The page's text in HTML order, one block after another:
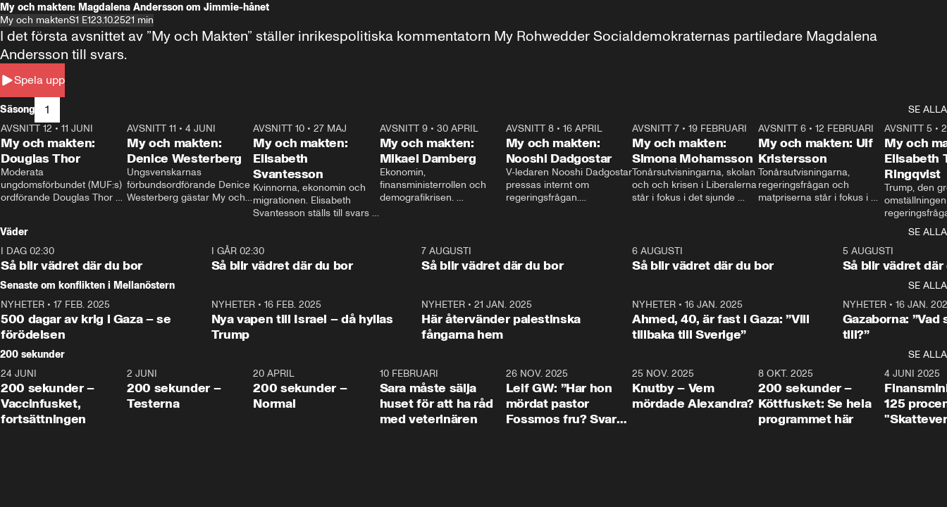
My och makten: Magdalena Andersson om Jimmie-hånet
My och maktenS1 E123.10.2521 min
Spela upp
I det första avsnittet av ”My och Makten” ställer inrikespolitiska kommentatorn My Rohwedder Socialdemokraternas partiledare Magdalena
Andersson till svars.
Säsong 1
SE ALLA
26:27
AVSNITT 12 • 11 JUNI
My och makten:
Douglas Thor
Moderata
ungdomsförbundet (MUF:s)
ordförande Douglas Thor
tonårsutvisningarna och hur
Moderaterna ska locka
väljare till valet i höst.
23:40
AVSNITT 11 •4 JUNI
My och makten:
Denice Westerberg
Ungsvenskarnas
förbundsordförande Denice
Westerberg gästar My och
AVSNITT 10 •27 MAJ
My och makten:
Elisabeth
Svantesson
Kvinnorna, ekonomin och
migrationen. Elisabeth
Svantesson ställs till svars
AVSNITT 9• 30 APRIL
My och makten:
Mikael Damberg
Ekonomin,
finansministerrollen och
demografikrisen.
och Makten.
AVSNITT 8• 16 APRIL
My och makten:
Nooshi Dadgostar
V-ledaren Nooshi Dadgostar
pressas internt om
regeringsfrågan.
– Vi ställer upp i val. Ska vi
vara med så sitter vi förstås
24:30
AVSNITT 7• 19 FEBRUARI
My och makten:
Simona Mohamsson
Tonårsutvisningarna, skolan
och och krisen i Liberalerna
står i fokus i det sjunde
kommentator My
Rohwedder ställer
utbildnings- och
Mohamsson till svars.
27:30
AVSNITT 6 •12 FEBRUARI
My och makten: Ulf
Kristersson
Tonårsutvisningarna,
regeringsfrågan och
matpriserna står i fokus i
Rohwedder ställer
statsminister Ulf Kristersson
AVSNITT 5 •
My och
Elisabeth
Ringqvist
Trump, den
centrum i
avsnittet av
Makten”. Se
Aftonbladets
Rohwedder
Thand Ring
Väder
SE ALLA
I DAG 02:30
Så blir vädret där du bor
1:06
I GÅR 02:30
Så blir vädret där du bor
7 AUGUSTI
Så blir vädret där du bor
6 AUGUSTI
Så blir vädret där du bor
5 AUGUSTI
Så blir vädret där
Senaste om konflikten i Mellanöstern
SE ALLA
NYHETER • 17 FEB. 2025
500 dagar av krig i Gaza – se
förödelsen
NYHETER• 16 FEB. 2025
Nya vapen till Israel – då hyllas
Trump
NYHETER •21 JAN. 2025
Här återvänder palestinska
fångarna hem
NYHETER• 16 JAN. 2025
Ahmed, 40, är fast i Gaza: ”Vill
tillbaka till Sverige”
NYHETER• 16 JAN.
Gazaborna:
till?”
200 sekunder
SE ALLA
5:00
24 JUNI
200 sekunder –
Vaccinfusket,
fortsättningen
4:23
2 JUNI
200 sekunder –
Testerna
20 APRIL
200 sekunder –
Normal
10 FEBRUARI
Sara måste sälja
huset för att ha råd
med veterinären
26 NOV. 2025
Leif GW: ”Har hon
mördat pastor
Fossmos fru? Svar
31:05
25 NOV. 2025
Knutby – Vem
mördade Alexandra?
4:29
8 OKT. 2025
200 sekunder –
Köttfusket: Se hela
programmet här
4 JUNI 2025
125